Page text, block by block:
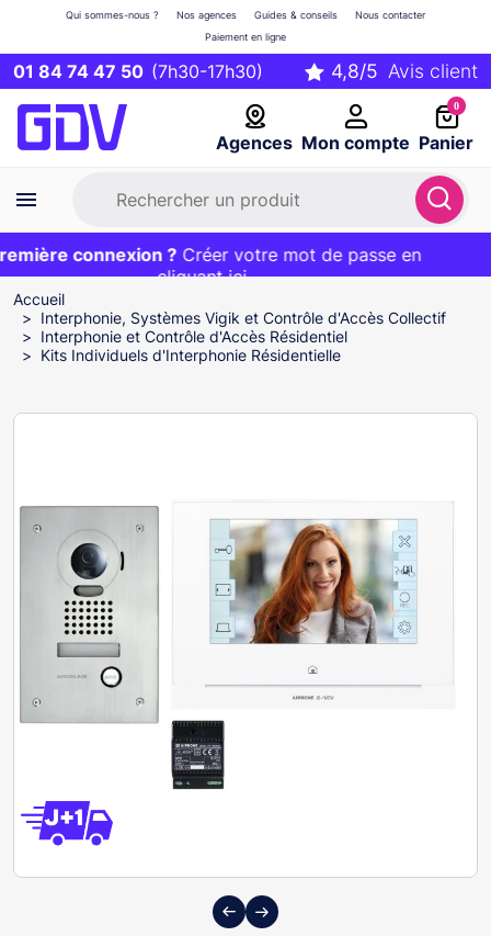
01 84 74 47 50 (7h30-17h30)
Agences Mon compte
Qui sommes-nous ? Nos agences Guides & conseils
Nous contacter
Paiement en ligne
0
Panier
Première commande ?20€ OFFERT sur votre panier
et livraison 24/48h gratuite avec le codeBIENVENUE
connexion ?Créer votre mot de passe en
cliquant ici
EXCLU WEB :
Accueil
Interphonie, Systèmes Vigik et Contrôle d'Accès Collectif
Interphonie et Contrôle d'Accès Résidentiel
Kits Individuels d'Interphonie Résidentielle
Previous
Next